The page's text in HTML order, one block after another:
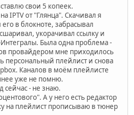
свои 5 копеек.
IPTV от "Глянца". Скачивал я
в блокноте, забрасывал
укорачивал ссылку и
Была одна проблема -
провайдером мне приходилось
персональный плейлист и снова
Каналов в моём плейлисте
уже не помню.
сейчас - не знаю.
А у него есть редактор
на плейлист прописываю в тюнер